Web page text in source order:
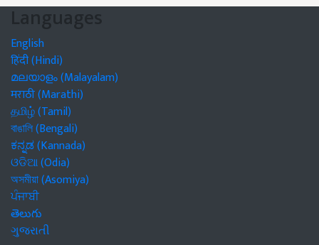
Languages
English
हिंदी (Hindi)
മലയാളം (Malayalam)
मराठी (Marathi)
தமிழ் (Tamil)
বাঙালি (Bengali)
ಕನ್ನಡ (Kannada)
ଓଡିଆ (Odia)
অসমীয়া (Asomiya)
ਪੰਜਾਬੀ
తెలుగు
ગુજરાતી